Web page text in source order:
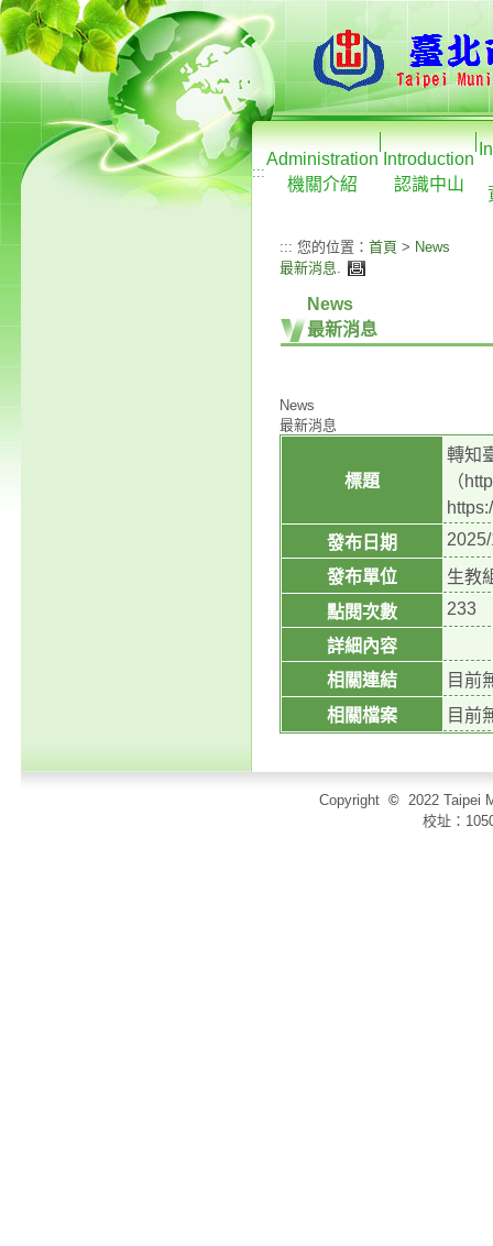
:::
Administration
機關介紹
Introduction
認識中山
::: 您的位置： 首頁 > News
最新消息.
News
最新消息
News
最新消息
標題
轉知
（
發布日期
發布單位
生教
點閱次數
233
詳細內容
相關連結
目前
相關檔案
目前
Copyright © 2022 Taipei
校址：